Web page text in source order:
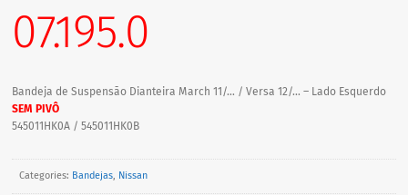
07.195.0
Bandeja de Suspensão Dianteira March 11/… / Versa 12/… – Lado Esquerdo
SEM PIVÔ
545011HK0A / 545011HK0B
Categories: Bandejas, Nissan